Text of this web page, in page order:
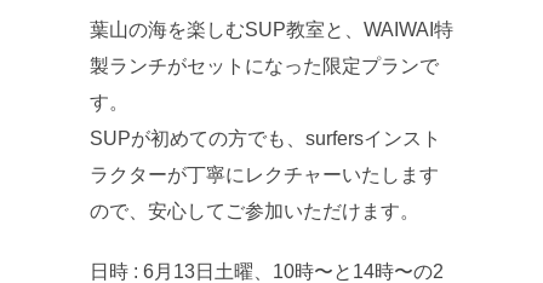
葉山の海を楽しむSUP教室と、WAIWAI特
製ランチがセットになった限定プランで
す。
SUPが初めての方でも、surfersインスト
ラクターが丁寧にレクチャーいたします
ので、安心してご参加いただけます。
日時 : 6月13日土曜、10時〜と14時〜の2